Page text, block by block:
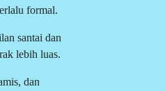
formal.
santai dan
lebih luas.
dan